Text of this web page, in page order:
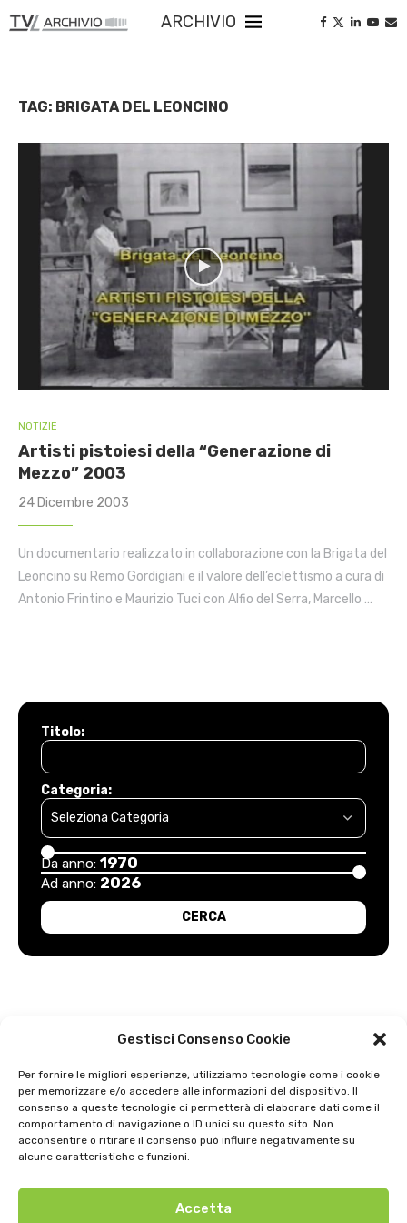
Gestisci Consenso Cookie
Per fornire le migliori esperienze, utilizziamo tecnologie come i cookie
per memorizzare e/o accedere alle informazioni del dispositivo. Il
consenso a queste tecnologie ci permetterà di elaborare dati come il
comportamento di navigazione o ID unici su questo sito. Non
acconsentire o ritirare il consenso può influire negativamente su
alcune caratteristiche e funzioni.
Accetta
ARCHIVIO
TAG: BRIGATA DEL LEONCINO
NOTIZIE
Artisti pistoiesi della “Generazione di
Mezzo” 2003
24 Dicembre 2003
Un documentario realizzato in collaborazione con la Brigata del
Leoncino su Remo Gordigiani e il valore dell’eclettismo a cura di
Antonio Frintino e Maurizio Tuci con Alfio del Serra, Marcello …
Titolo:
Categoria:
Da anno: 1970
Ad anno: 2026
Video recenti
Intervista a Gian Antonio Stella su “L’orda” di Luigi Bardelli 2002
Festa dell’ Unità PDS: interviste 1991